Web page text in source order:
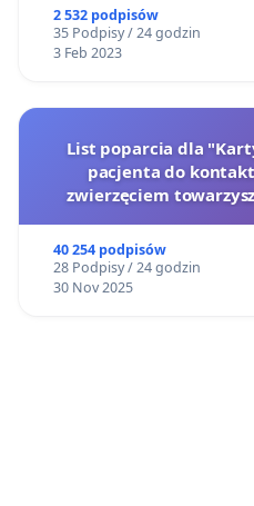
2 532 podpisów
35 Podpisy / 24 godzin
3 Feb 2023
List poparcia dla
pacjenta do
zwierzęciem
40 254 podpisów
28 Podpisy / 24 godzin
30 Nov 2025